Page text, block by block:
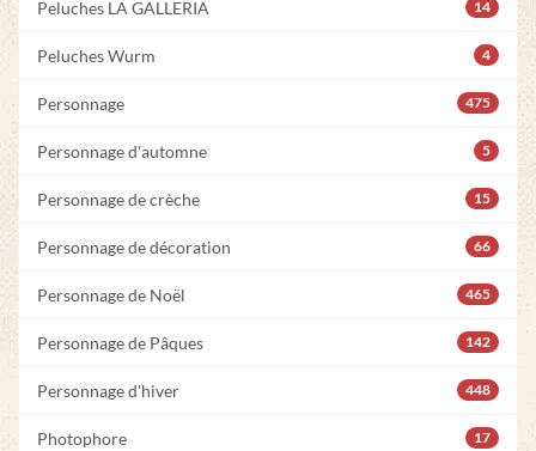
Peluches LA GALLERIA 14
Peluches Wurm 4
Personnage 475
Personnage d'automne 5
Personnage de crèche 15
Personnage de décoration 66
Personnage de Noël 465
Personnage de Pâques 142
Personnage d'hiver 448
Photophore 17